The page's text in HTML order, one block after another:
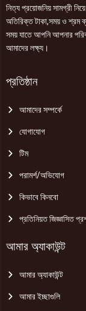
নিত্য প্রয়োজনিয় সামগ্রী
অতিরিক্ত টাকা,সময় ও শ্রম
সময় যাতে আপনি আপনার
আমাদের লক্ষ্য।
প্রতিষ্ঠান
আমাদের সম্পর্কে
যোগাযোগ
টিম
পরামর্শ/অভিযোগ
কিভাবে কিনবো
প্রতিনিয়ত জিজ্ঞাসিত
আমার অ্যাকাউন্ট
আমার অ্যাকাউন্ট
আমার ইচ্ছাগুলি